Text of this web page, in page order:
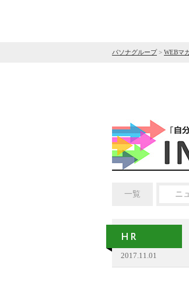
パソナグループ> WEBマ
一覧 ニ
2017.11.01